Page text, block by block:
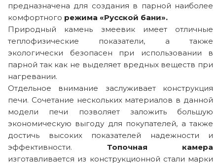
предназначена для создания в парной наиболее
комфортного режима «Русской бани».
Природный камень змеевик имеет отличные
теплофизические показатели, а также
экологически безопасен при использовании в
парной так как не выделяет вредных веществ при
нагревании.
Отдельное внимание заслуживает конструкция
печи. Сочетание нескольких материалов в данной
модели печи позволяет заложить большую
экономическую выгоду для покупателей, а также
достичь высоких показателей надежности и
эффективности. Топочная камера
изготавливается из конструкционной стали марки